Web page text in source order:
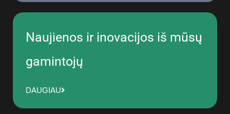
Naujienos ir inovacijos iš mūsų
gamintojų
DAUGIAU